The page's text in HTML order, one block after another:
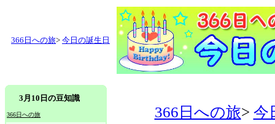
366日への旅> 今日の誕生日
3月10日の豆知識
366日への旅 366日への旅> 今